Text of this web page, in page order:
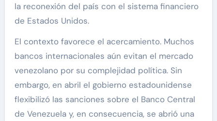
la reconexión del país con el sistema financiero
de Estados Unidos.
El contexto favorece el acercamiento. Muchos
bancos internacionales aún evitan el mercado
venezolano por su complejidad política. Sin
embargo, en abril el gobierno estadounidense
flexibilizó las sanciones sobre el Banco Central
de Venezuela y, en consecuencia, se abrió una